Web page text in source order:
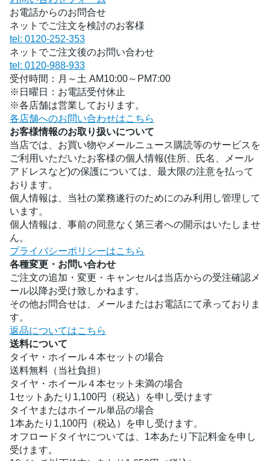
お電話からのお問合せ
ネットでご注文を検討のお客様
tel: 0120-252-353
ネットでご注文後のお問い合わせ
tel: 0120-988-933
受付時間：月～土 AM10:00～PM7:00
※日曜日：お電話受付休止
※各店舗は営業しております。
各店舗へのお問い合わせはこちら
お客様情報のお取り扱いについて
当店では、お買い物やメールニュース購読等のサービスを
ご利用いただいたお客様の個人情報(住所、氏名、メール
アドレスなど)の保護については、最大限の注意を払って
おります。
個人情報は、当社の業務遂行のためにのみ利用し管理して
います。
個人情報は、事前の同意なく第三者への開示はいたしませ
ん。
プライバシーポリシーはこちら
各種変更・お問い合わせ
ご注文の追加・変更・キャンセルは当店からの受注確認メ
ール以降お受け致しかねます。
その他お問合せは、メールまたはお電話にて承っておりま
す。
返品についてはこちら
送料について
タイヤ・ホイール４本セットの場合
送料無料（当社負担）
タイヤ・ホイール４本セット未満の場合
1セットあたり1,100円（税込）を申し受けます
タイヤまたはホイール単品の場合
1本あたり1,100円（税込）を申し受けます。
オフロードタイヤについては、1本あたり下記料金を申し
受けます。